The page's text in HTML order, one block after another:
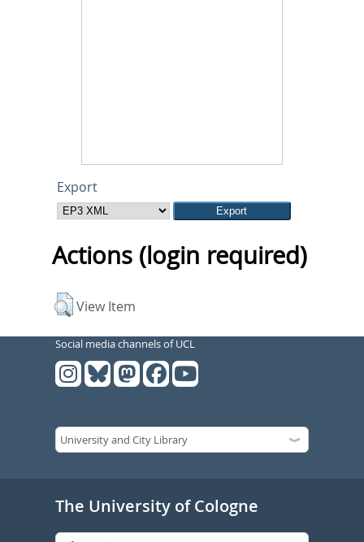
Export
Actions (login required)
View Item
Social media channels of UCL
The University of Cologne